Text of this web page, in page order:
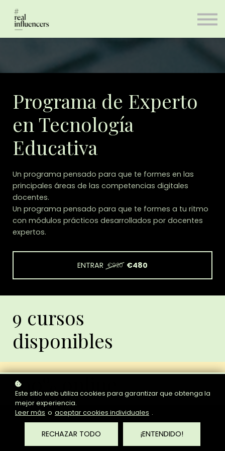
Blog
Entrar
Registro
Programa de Experto
en Tecnología
Educativa
Un programa pensado para que te formes en las
principales áreas de las competencias digitales
docentes.
Un programa pensado para que te formes a tu ritmo
con módulos prácticos desarrollados por docentes
expertos.
ENTRAR €920 €480
9 cursos
disponibles
100% online
Este sitio web utiliza cookies para garantizar que obtenga la
mejor experiencia.
Leer más o aceptar cookies individuales .
RECHAZAR TODO ¡ENTENDIDO!